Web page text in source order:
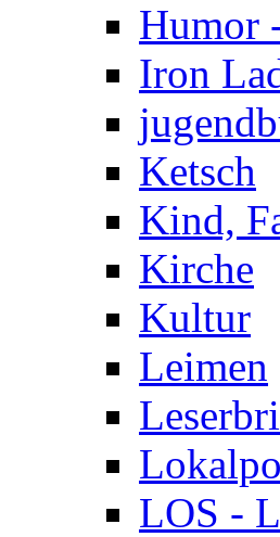
Humor
Iron
Ketsch
Kind,
Kirche
Kultur
Leimen
LOS -